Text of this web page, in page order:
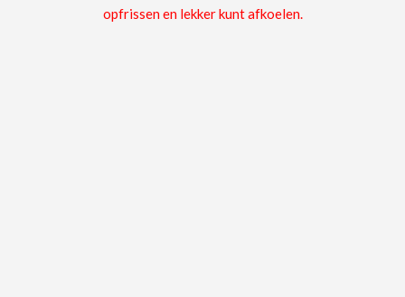
opfrissen en lekker kunt afkoelen.